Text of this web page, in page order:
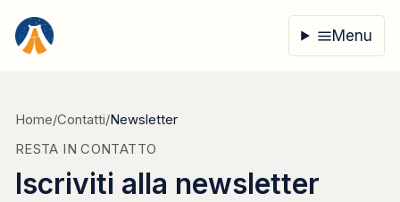
Menu
Home/Contatti/Newsletter
RESTA IN CONTATTO
Iscriviti alla newsletter